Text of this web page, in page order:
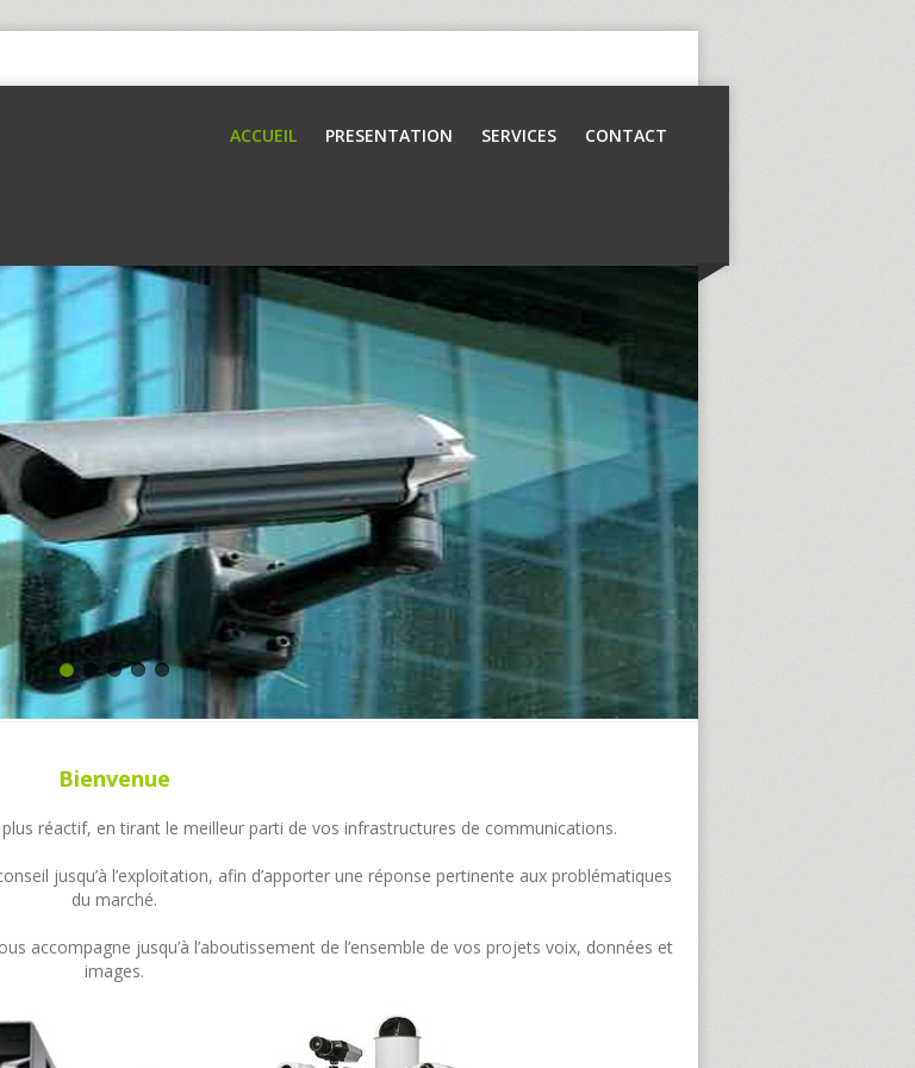
ACCUEIL PRESENTATION SERVICES CONTACT
Bienvenue
réactif, en tirant le meilleur parti de vos infrastructures de communications.
jusqu’à l’exploitation, afin d’apporter une réponse pertinente aux problématiques
du marché.
accompagne jusqu’à l’aboutissement de l’ensemble de vos projets voix, données et
images.